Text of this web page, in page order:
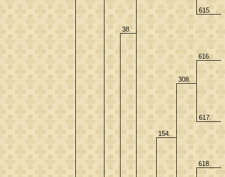
38.
615.
154.
308.
616.
617.
618.